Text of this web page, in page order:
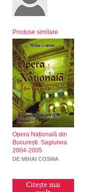
Produse similare
Opera Națională din
București. Sagiunea
2004-2005
DE MIHAI COSMA
Citește mai